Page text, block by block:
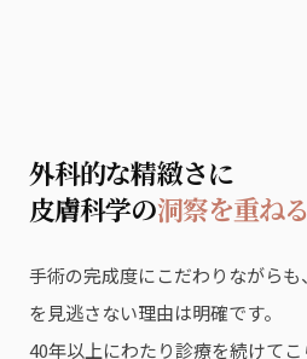
外科的な精緻さに
皮膚科学の洞察を重ねる
手術の完成度にこだわりながら
を見逃さない理由は明確です。
40年以上にわたり診療を続けて